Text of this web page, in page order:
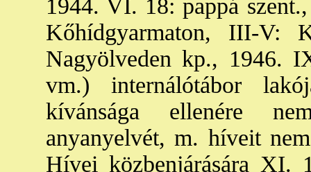
1944. VI. 18: pappá
Kőhídgyarmaton, III-V:
Nagyölveden kp., 1946.
vm.) internálótábor
kívánsága ellenére
anyanyelvét, m. híveit
Hívei közbenjárására XI.